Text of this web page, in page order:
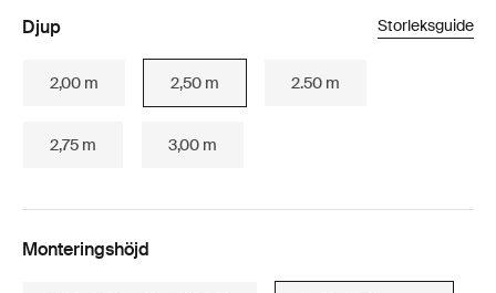
Djup Storleksguide
2,00 m 2,50 m 2.50 m
2,75 m 3,00 m
Monteringshöjd